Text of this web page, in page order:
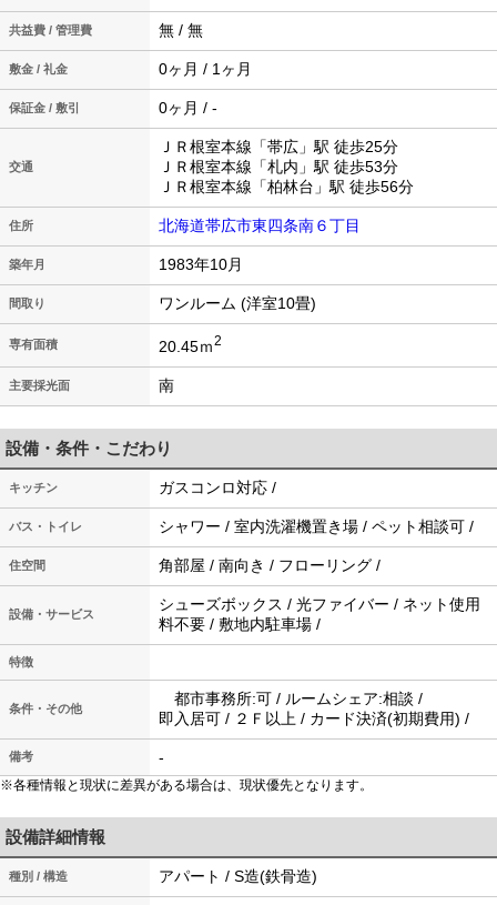
共益費 / 管理費 無 / 無
敷金 / 礼金 0ヶ月 / 1ヶ月
保証金 / 敷引 0ヶ月 / -
交通
ＪＲ根室本線「帯広」駅 徒歩25分
ＪＲ根室本線「札内」駅 徒歩53分
ＪＲ根室本線「柏林台」駅 徒歩56分
住所 北海道帯広市東四条南６丁目
築年月 1983年10月
間取り ワンルーム (洋室10畳)
専有面積 20.45ｍ2
主要採光面 南
設備・条件・こだわり
キッチン ガスコンロ対応 /
バス・トイレ シャワー / 室内洗濯機置き場 / ペット相談可 /
住空間 角部屋 / 南向き / フローリング /
設備・サービス
シューズボックス / 光ファイバー / ネット使用
料不要 / 敷地内駐車場 /
特徴
条件・その他
都市事務所:可 / ルームシェア:相談 /
即入居可 / ２Ｆ以上 / カード決済(初期費用) /
備考 -
※各種情報と現状に差異がある場合は、現状優先となります。
設備詳細情報
種別 / 構造 アパート / S造(鉄骨造)